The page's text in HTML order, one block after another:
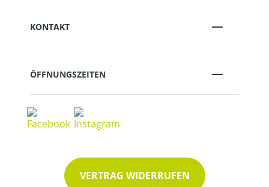
KONTAKT
ÖFFNUNGSZEITEN
VERTRAG WIDERRUFEN